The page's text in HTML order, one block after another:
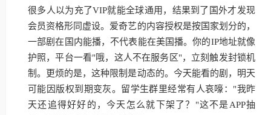
很多人以为充了VIP就能全球通用，结果到了国外才发现
会员资格形同虚设。爱奇艺的内容授权是按国家划分的，
一部剧在国内能播，不代表能在美国播。你的IP地址就像
护照，平台一看"哦，这人不在服务区"，立刻触发封锁机
制。更烦的是，这种限制是动态的。今天能看的剧，明天
可能因版权到期变灰。留学生群里经常有人哀嚎："我昨
天还追得好好的，今天怎么就下架了？"这不是APP抽